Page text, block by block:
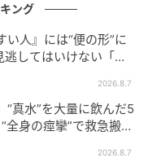
ング
い人』には“便の形”に
してはいけない「危
2026.8.7
“真水”を大量に飲んだ5
身の痙攣”で救急搬送
2026.8.7